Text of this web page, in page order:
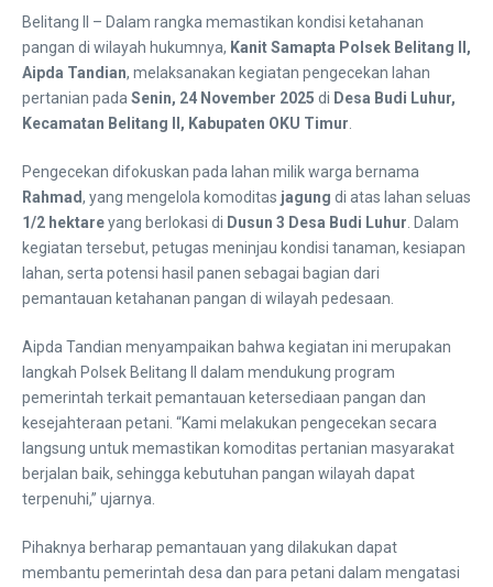
Belitang II – Dalam rangka memastikan kondisi ketahanan
pangan di wilayah hukumnya, Kanit Samapta Polsek Belitang II,
Aipda Tandian, melaksanakan kegiatan pengecekan lahan
pertanian pada Senin, 24 November 2025 di Desa Budi Luhur,
Kecamatan Belitang II, Kabupaten OKU Timur
Pengecekan difokuskan pada lahan milik warga bernama
Rahmad, yang mengelola komoditas jagung di atas lahan seluas
1/2 hektareyang berlokasi di Dusun 3 Desa Budi Luhur . Dalam
kegiatan tersebut, petugas meninjau kondisi tanaman, kesiapan
lahan, serta potensi hasil panen sebagai bagian dari
pemantauan ketahanan pangan di wilayah pedesaan.
Aipda Tandian menyampaikan bahwa kegiatan ini merupakan
langkah Polsek Belitang II dalam mendukung program
pemerintah terkait pemantauan ketersediaan pangan dan
kesejahteraan petani. “Kami melakukan pengecekan secara
langsung untuk memastikan komoditas pertanian masyarakat
berjalan baik, sehingga kebutuhan pangan wilayah dapat
terpenuhi,” ujarnya.
Pihaknya berharap pemantauan yang dilakukan dapat
membantu pemerintah desa dan para petani dalam mengatasi